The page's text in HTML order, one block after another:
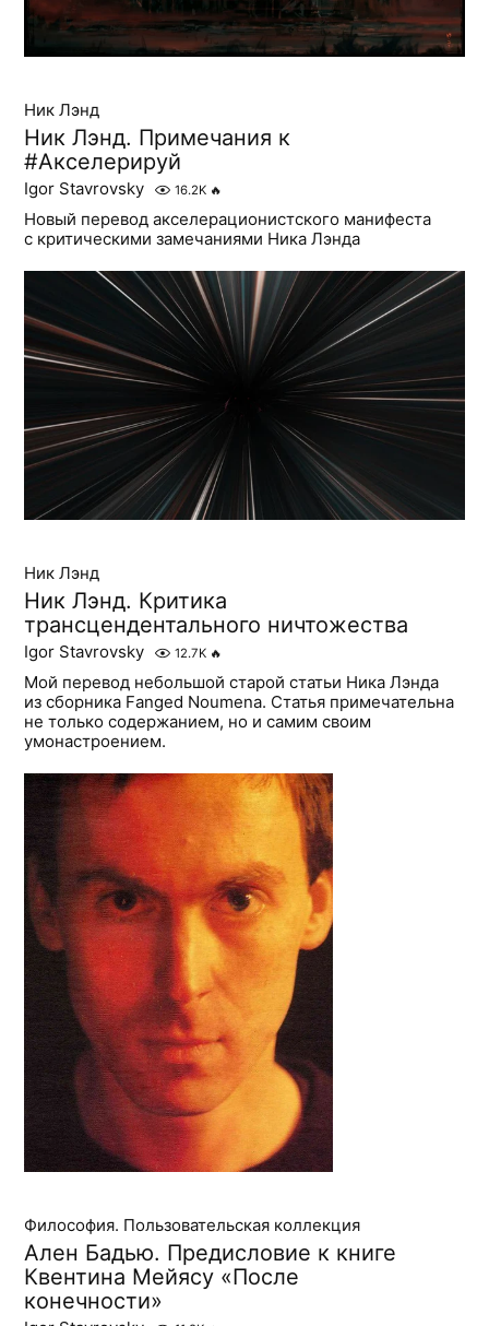
Ник Лэнд
Ник Лэнд. Примечания к
#Акселерируй
Igor Stavrovsky 16.2K 🔥
Новый перевод акселерационистского манифеста
с критическими замечаниями Ника Лэнда
Ник Лэнд
Ник Лэнд. Критика
трансцендентального ничтожества
Igor Stavrovsky 12.7K 🔥
Мой перевод небольшой старой статьи Ника Лэнда
из сборника Fanged Noumena. Статья примечательна
не только содержанием, но и самим своим
умонастроением.
Философия. Пользовательская коллекция
Ален Бадью. Предисловие к книге
Квентина Мейясу «После
конечности»